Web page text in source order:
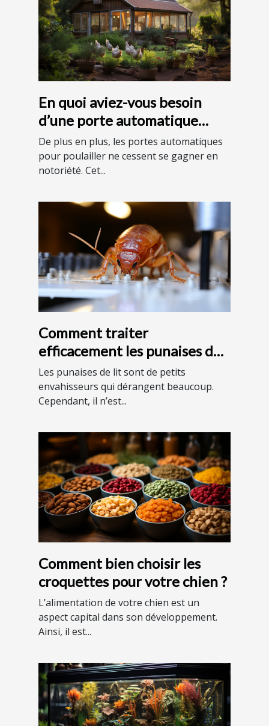
En quoi aviez-vous besoin
d’une porte automatique
pour votre poulailler ?
De plus en plus, les portes automatiques
pour poulailler ne cessent se gagner en
notoriété. Cet...
Comment traiter
efficacement les punaises de
lit ?
Les punaises de lit sont de petits
envahisseurs qui dérangent beaucoup.
Cependant, il n’est...
Comment bien choisir les
croquettes pour votre chien ?
L’alimentation de votre chien est un
aspect capital dans son développement.
Ainsi, il est...